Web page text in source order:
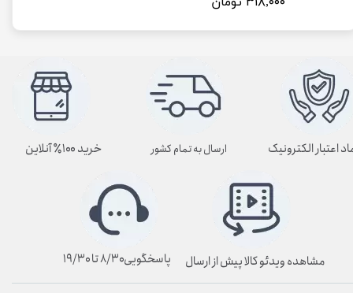
ارسال به تمام کشور
پاسخگویی۸/۳۰ تا ۱۹/۳۰
اعتبار الکترونیک خرید ۱۰۰٪ آنلاین
مشاهده ویدئو کالا پیش از ارسال